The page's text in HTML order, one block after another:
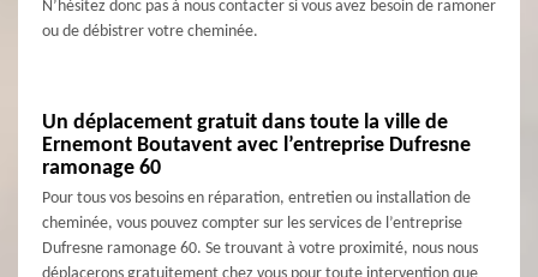
N’hésitez donc pas à nous contacter si vous avez besoin de ramoner
ou de débistrer votre cheminée.
Un déplacement gratuit dans toute la ville de
Ernemont Boutavent avec l’entreprise Dufresne
ramonage 60
Pour tous vos besoins en réparation, entretien ou installation de
cheminée, vous pouvez compter sur les services de l’entreprise
Dufresne ramonage 60. Se trouvant à votre proximité, nous nous